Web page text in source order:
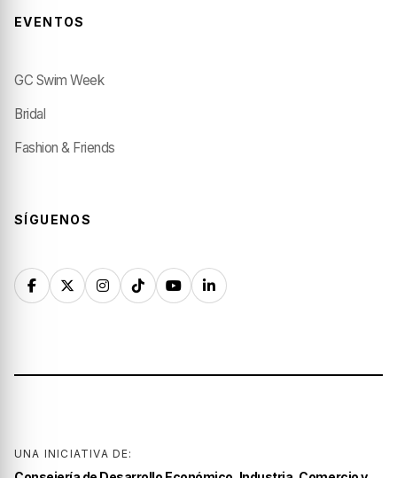
EVENTOS
GC Swim Week
Bridal
Fashion & Friends
SÍGUENOS
UNA INICIATIVA DE: